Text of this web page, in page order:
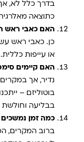
בדרך כלל לא,
כתוצאה
האם כאבי ראש
כן. כאבי ראש
או עייפות כללית.
האם קיימים
נדיר, אך
בוטוליזם –
בבליעה וחולשת
כמה זמן
ברוב המקרים,